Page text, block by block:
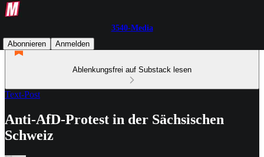
3540-Media
Abonnieren
Anmelden
Ablenkungsfrei auf Substack lesen
Text-Post
Anti-AfD-Protest in der Sächsischen
Schweiz